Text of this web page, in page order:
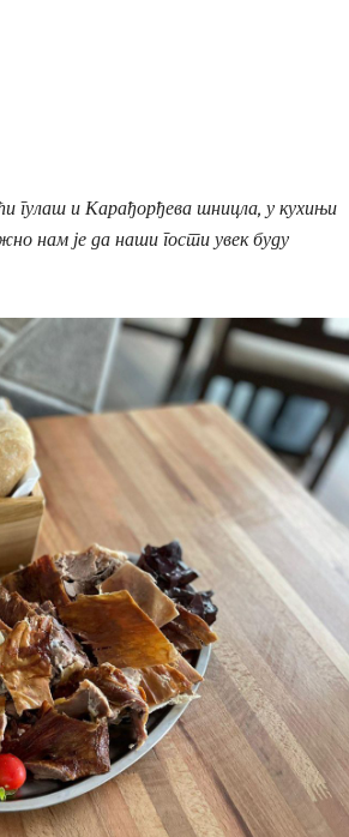
гулаш и Карађорђева шницла, у кухињи
нам је да наши гости увек буду